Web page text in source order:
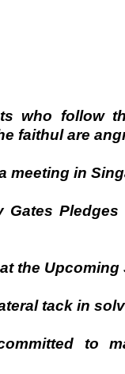
who follow
faithul are
meeting in
Gates
the
tack in
to